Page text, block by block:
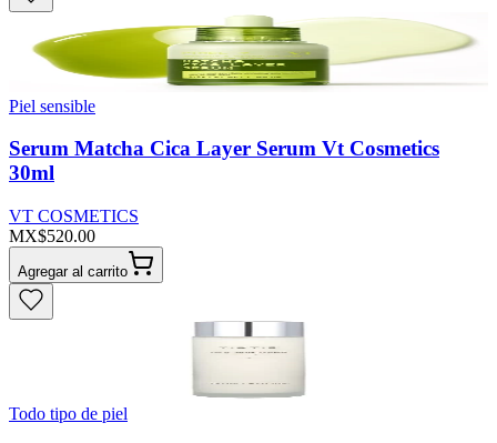
Piel sensible
Serum Matcha Cica Layer Serum Vt Cosmetics
30ml
VT COSMETICS
MX$520.00
Agregar al carrito
Todo tipo de piel